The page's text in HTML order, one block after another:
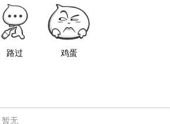
路过 鸡蛋
暂无